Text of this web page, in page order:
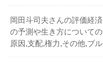
岡田斗司夫さんの評価経
の予測や生き方について
原因,支配,権力,その他,ブ